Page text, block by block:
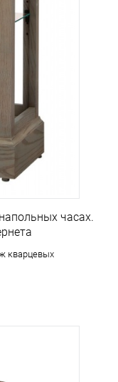
часах.
кварцевых